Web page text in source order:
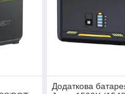
Додаткова